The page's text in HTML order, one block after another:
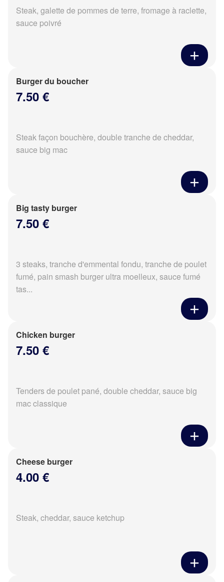
Steak, galette de pommes de terre, fromage à raclette,
sauce poivré
Burger du boucher
7.50 €
Steak façon bouchère, double tranche de cheddar,
sauce big mac
Big tasty burger
7.50 €
3 steaks, tranche d'emmental fondu, tranche de poulet
fumé, pain smash burger ultra moelleux, sauce fumé
tas...
Chicken burger
7.50 €
Tenders de poulet pané, double cheddar, sauce big
mac classique
Cheese burger
4.00 €
Steak, cheddar, sauce ketchup